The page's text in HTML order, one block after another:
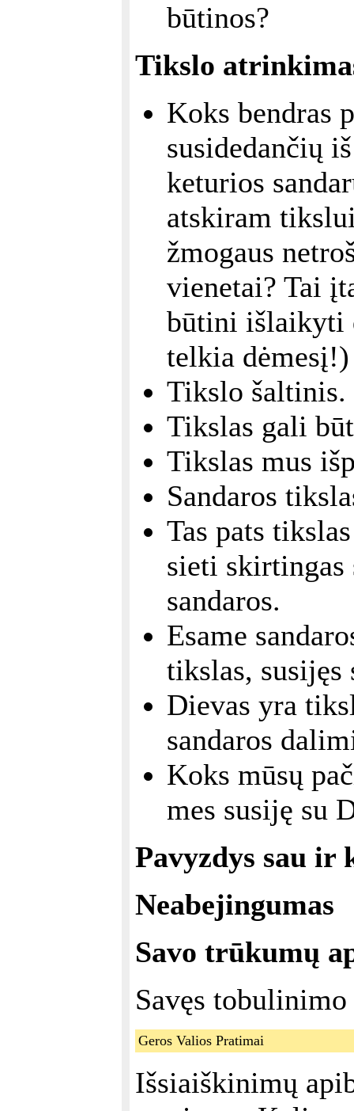
būtinos?
Tikslo
Koks bendras
susidedančių
keturios
atskiram
žmogaus
vienetai? Tai
būtini išlaikyti
telkia dėmesį!)
Tikslo šaltinis.
Tikslas gali
Tikslas mus
Sandaros
Tas pats
sieti skirtingas
sandaros.
Esame
tikslas,
Dievas yra
sandaros
Koks mūsų
mes susiję su
Pavyzdys sau ir
Neabejingumas
Savo trūkumų
Savęs
Geros Valios Pratimai
Išsiaiškinimų